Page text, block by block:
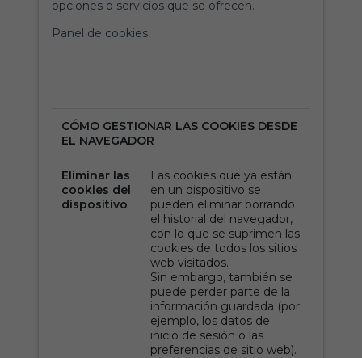
opciones o servicios que se ofrecen.
Panel de cookies
CÓMO GESTIONAR LAS COOKIES DESDE
EL NAVEGADOR
Eliminar las
cookies del
dispositivo
Las cookies que ya están
en un dispositivo se
pueden eliminar borrando
el historial del navegador,
con lo que se suprimen las
cookies de todos los sitios
web visitados.
Sin embargo, también se
puede perder parte de la
información guardada (por
ejemplo, los datos de
inicio de sesión o las
preferencias de sitio web).